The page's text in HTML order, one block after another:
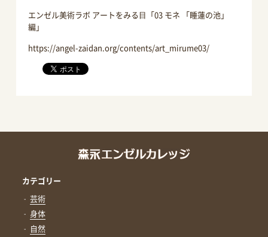
エンゼル美術ラボ アートをみる⽬「03 モネ 「睡蓮の池」
編」
https://angel-zaidan.org/contents/art_mirume03/
カテゴリー
芸術
身体
自然